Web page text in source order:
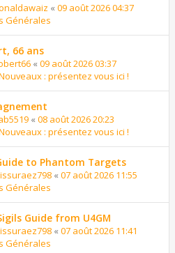
« 09 août 2026 04:37
Générales
66 ans
« 09 août 2026 03:37
: présentez vous ici !
« 08 août 2026 20:23
: présentez vous ici !
to Phantom Targets
« 07 août 2026 11:55
Générales
Guide from U4GM
« 07 août 2026 11:41
Générales